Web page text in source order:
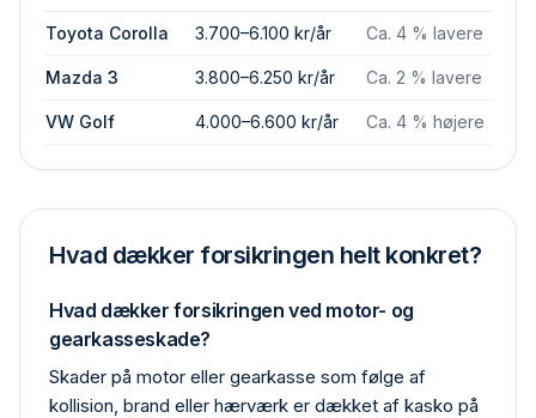
Toyota Corolla 3.700–6.100 kr/år Ca. 4 % lavere
Mazda 3 3.800–6.250 kr/år Ca. 2 % lavere
VW Golf 4.000–6.600 kr/år Ca. 4 % højere
Hvad dækker forsikringen helt konkret?
Hvad dækker forsikringen ved motor- og
gearkasseskade?
Skader på motor eller gearkasse som følge af
kollision, brand eller hærværk er dækket af kasko på